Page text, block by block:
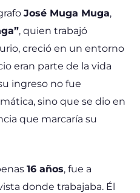
José Muga Muga,
, quien trabajó
creció en un entorno
eran parte de la vida
ingreso no fue
sino que se dio en
que marcaría su
16 años, fue a
donde trabajaba. Él